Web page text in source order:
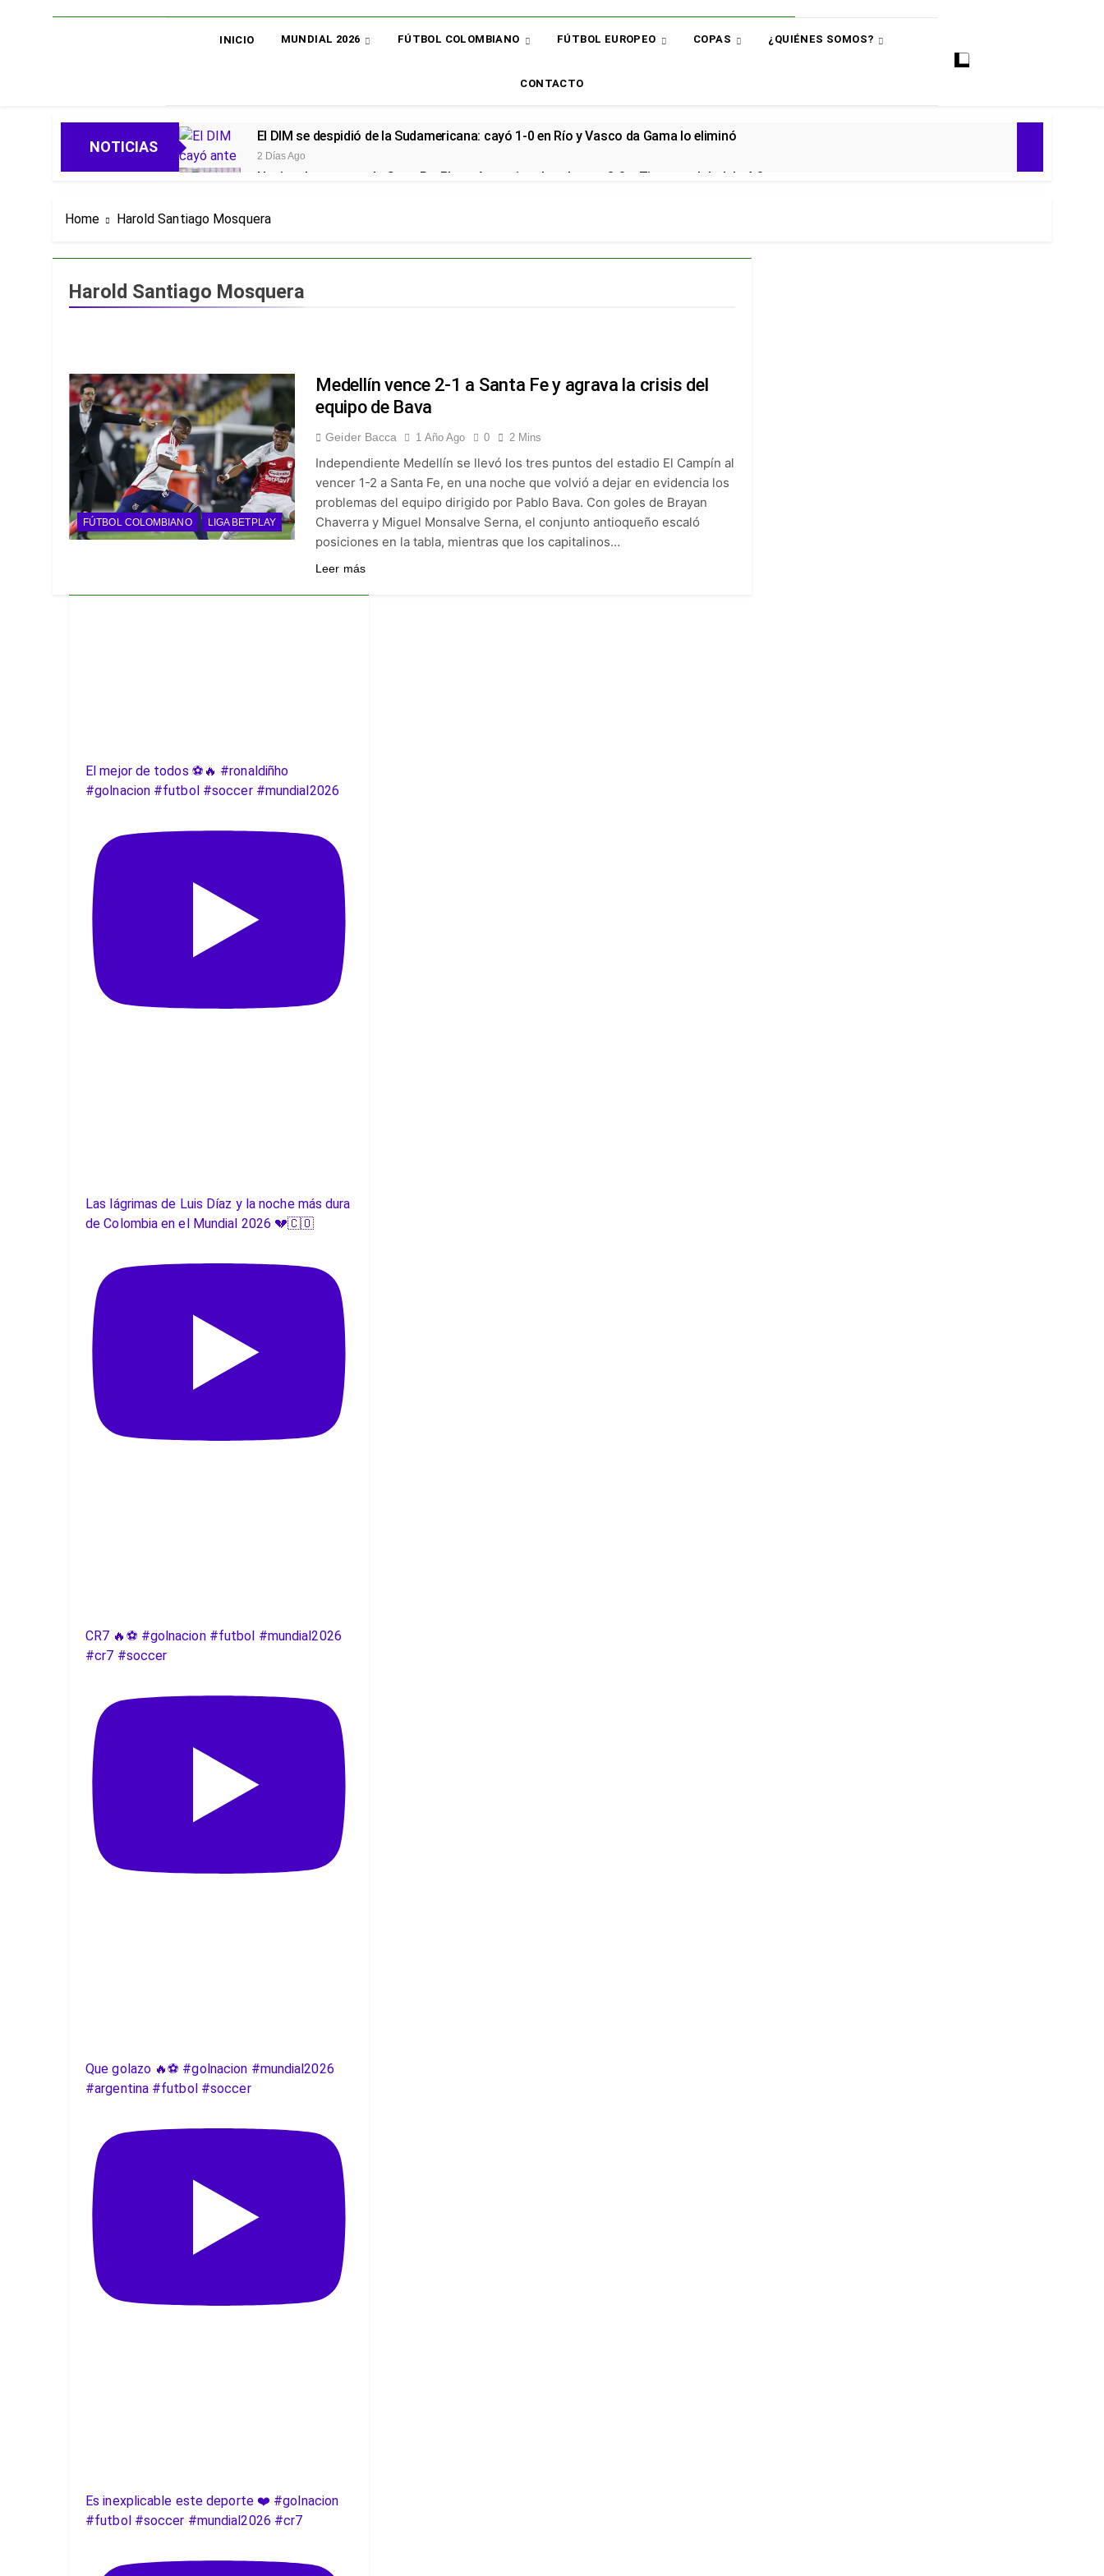
INICIO MUNDIAL 2026 FÚTBOL COLOMBIANO FÚTBOL EUROPEO COPAS ¿QUIÉNES SOMOS?
CONTACTO
NOTICIAS
El DIM se despidió de la Sudamericana: cayó 1-0 en Río y Vasco da Gama lo eliminó
2 Días Ago
Nacional avanza en la Copa BetPlay y Armani vuelve al arco: 2-0 a Tigres y global de 4-0
Oficial: Néstor Lorenzo renovó con la Selección Colombia y seguirá rumbo al Mundial 2030
Piero Hincapié, oficial en el Arsenal: el sudamericano se queda en el campeón de la Premier
Alarmas en el Junior: el bicampeón arrancó la Liga con dos derrotas y sin sumar puntos
¡A semifinales! La Selección Colombia Femenina goleó 3-0 a Puerto Rico en los Juegos Centroamericanos
5 Días Ago
¡Recital escarlata! América goleó 7-0 a Boyacá Chicó y es líder de la Liga BetPlay
5 Días Ago
Vuelve la Premier League: arranca el 21 de agosto con el Arsenal campeón abriendo ante el Coventry
6 Días Ago
Escándalo en Montería: el debut de Nacional se suspendió por disturbios cuando ganaba 3-0 a Jaguares
6 Días Ago
Home Harold Santiago Mosquera
Harold Santiago Mosquera
FÚTBOL COLOMBIANO LIGA BETPLAY
Medellín vence 2-1 a Santa Fe y agrava la crisis del
equipo de Bava
Geider Bacca 1 Año Ago 0 2 Mins
Independiente Medellín se llevó los tres puntos del estadio El Campín al
vencer 1-2 a Santa Fe, en una noche que volvió a dejar en evidencia los
problemas del equipo dirigido por Pablo Bava. Con goles de Brayan
Chaverra y Miguel Monsalve Serna, el conjunto antioqueño escaló
posiciones en la tabla, mientras que los capitalinos…
Leer más
El mejor de todos ⚽️🔥 #ronaldiñho
#golnacion #futbol #soccer #mundial2026
Las lágrimas de Luis Díaz y la noche más dura
de Colombia en el Mundial 2026 💔🇨🇴
CR7 🔥⚽️ #golnacion #futbol #mundial2026
#cr7 #soccer
Que golazo 🔥⚽️ #golnacion #mundial2026
#argentina #futbol #soccer
Es inexplicable este deporte ❤️ #golnacion
#futbol #soccer #mundial2026 #cr7